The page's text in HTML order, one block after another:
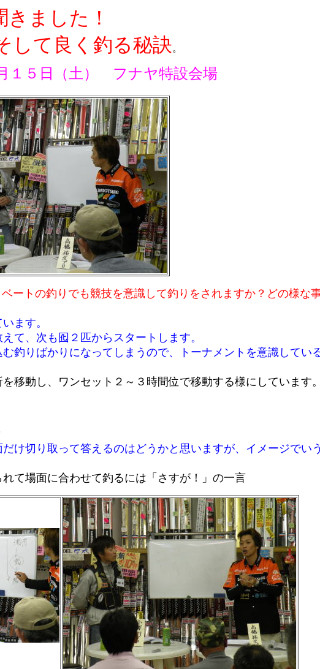
きました！
て良く釣る秘訣。
１５日（土） フナヤ特設会場
トの釣りでも競技を意識して釣りをされますか？どの様な
ます。
て、次も囮２匹からスタートします。
釣りばかりになってしまうので、トーナメントを意識してい
移動し、ワンセット２～３時間位で移動する様にしています。
け切り取って答えるのはどうかと思いますが、イメージでい
て場面に合わせて釣るには「さすが！」の一言